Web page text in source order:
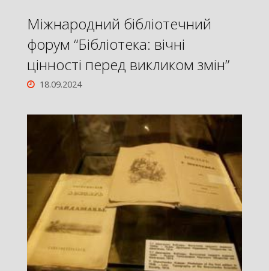
Міжнародний бібліотечний
форум “Бібліотека: вічні
цінності перед викликом змін”
18.09.2024